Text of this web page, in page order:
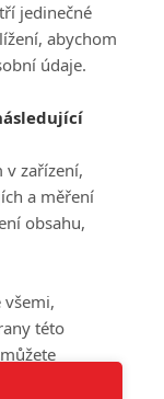
PŘIHLÁSIT
REGISTROVAT
nám na e-mail
|Pravidla webu
rights reserved /
jedinečné
abychom
údaje.
zařízení,
a měření
obsahu,
všemi,
této
stránce